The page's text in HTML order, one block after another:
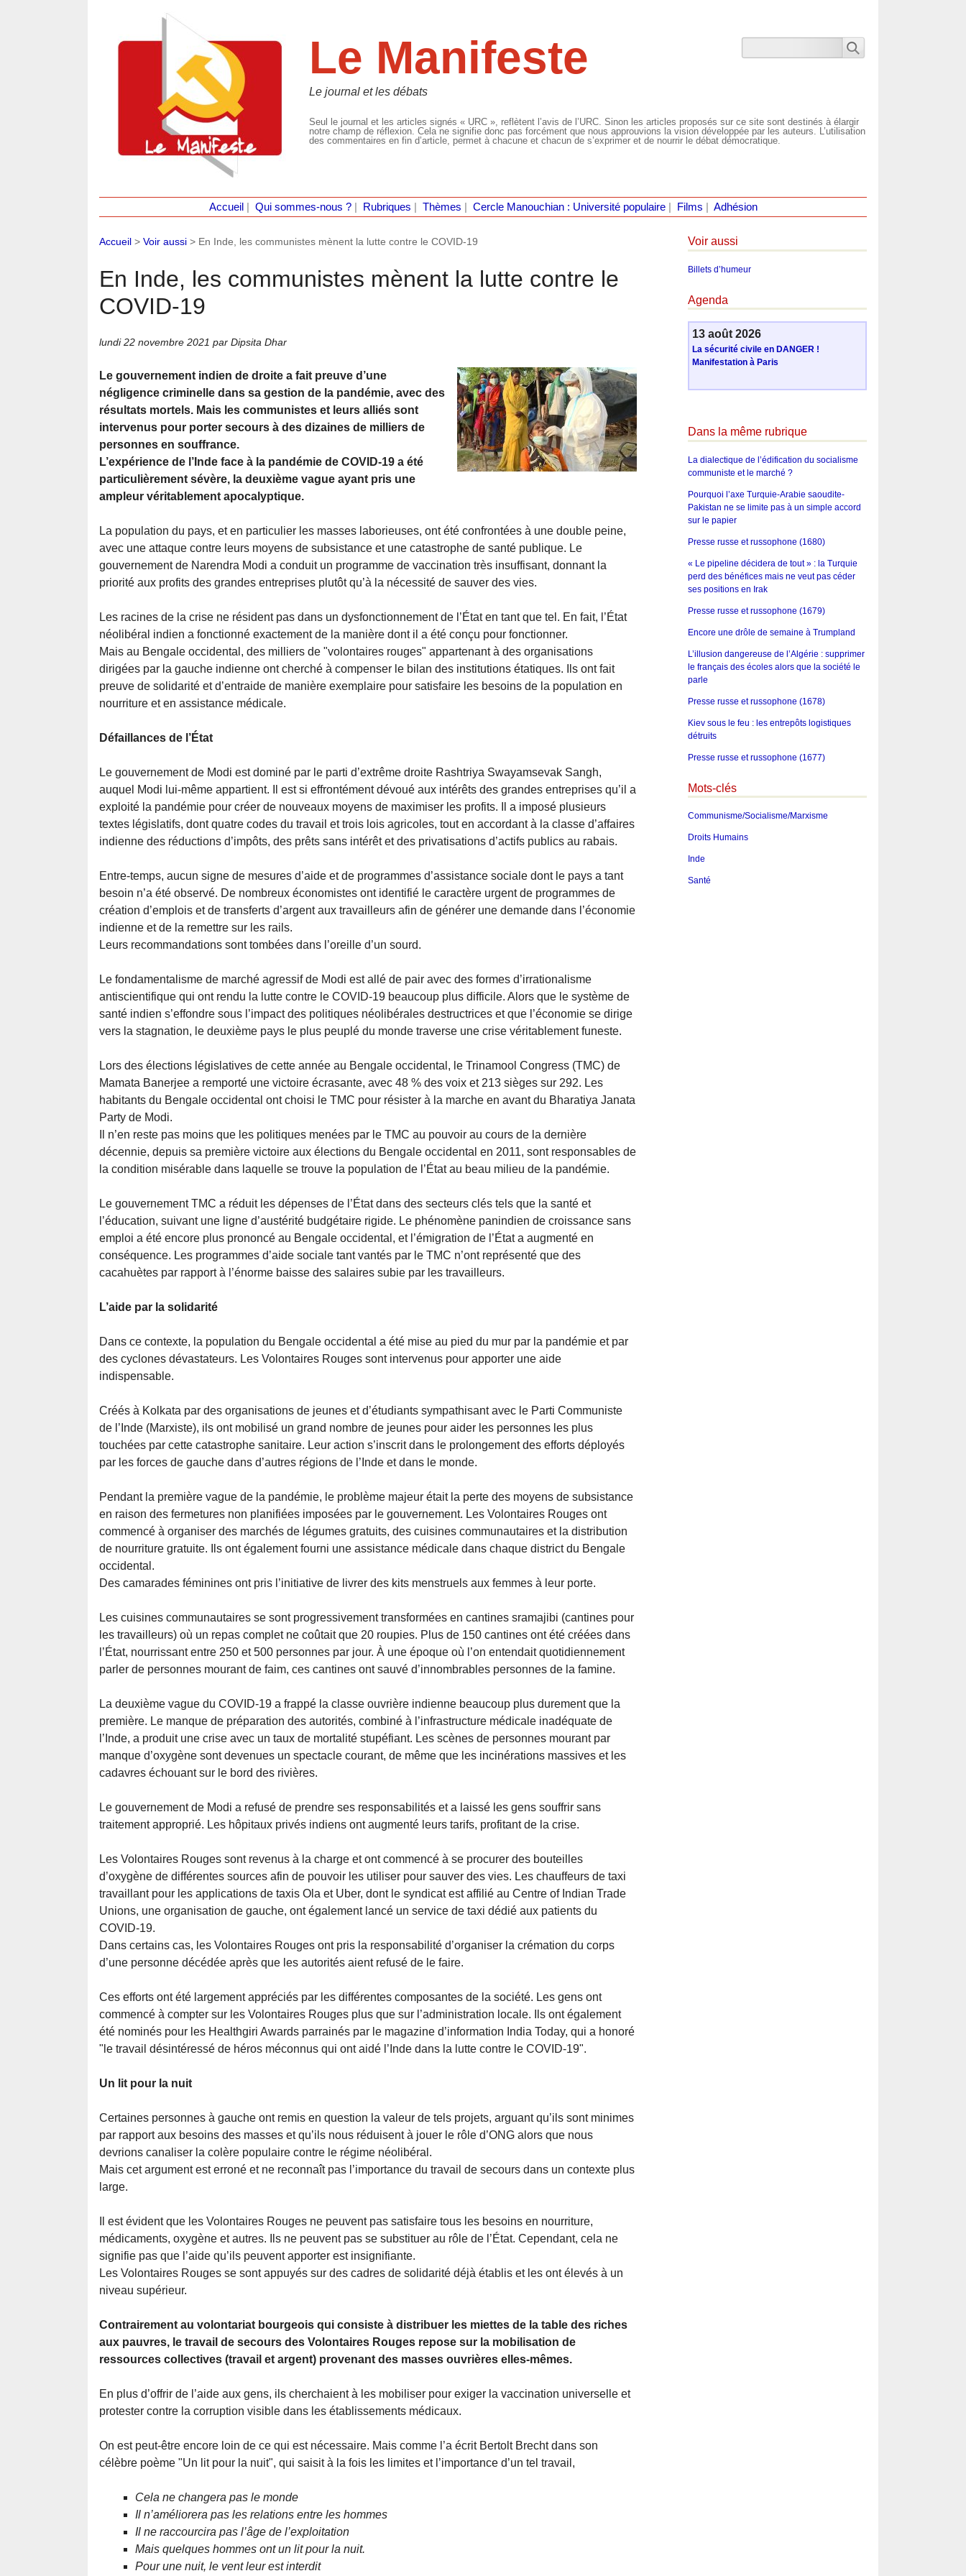
Le Manifeste
Le journal et les débats
Seul le journal et les articles signés « URC », reflètent l’avis de l’URC. Sinon les articles proposés sur ce site sont destinés à élargir
notre champ de réflexion. Cela ne signifie donc pas forcément que nous approuvions la vision développée par les auteurs. L’utilisation
des commentaires en fin d’article, permet à chacune et chacun de s’exprimer et de nourrir le débat démocratique.
Accueil Qui sommes-nous ?| Rubriques Thèmes Cercle Manouchian : Université populaire| Films Adhésion
Accueil > Voir aussi > En Inde, les communistes mènent la lutte contre le COVID-19
En Inde, les communistes mènent la lutte contre le
COVID-19
lundi 22 novembre 2021 par Dipsita Dhar
Le gouvernement indien de droite a fait preuve d’une
négligence criminelle dans sa gestion de la pandémie, avec des
résultats mortels. Mais les communistes et leurs alliés sont
intervenus pour porter secours à des dizaines de milliers de
personnes en souffrance.
L’expérience de l’Inde face à la pandémie de COVID-19 a été
particulièrement sévère, la deuxième vague ayant pris une
ampleur véritablement apocalyptique.
La population du pays, et en particulier les masses laborieuses, ont été confrontées à une double peine,
avec une attaque contre leurs moyens de subsistance et une catastrophe de santé publique. Le
gouvernement de Narendra Modi a conduit un programme de vaccination très insuffisant, donnant la
priorité aux profits des grandes entreprises plutôt qu’à la nécessité de sauver des vies.
Les racines de la crise ne résident pas dans un dysfonctionnement de l’État en tant que tel. En fait, l’État
néolibéral indien a fonctionné exactement de la manière dont il a été conçu pour fonctionner.
Mais au Bengale occidental, des milliers de "volontaires rouges" appartenant à des organisations
dirigées par la gauche indienne ont cherché à compenser le bilan des institutions étatiques. Ils ont fait
preuve de solidarité et d’entraide de manière exemplaire pour satisfaire les besoins de la population en
nourriture et en assistance médicale.
Défaillances de l’État
Le gouvernement de Modi est dominé par le parti d’extrême droite Rashtriya Swayamsevak Sangh,
auquel Modi lui-même appartient. Il est si effrontément dévoué aux intérêts des grandes entreprises qu’il a
exploité la pandémie pour créer de nouveaux moyens de maximiser les profits. Il a imposé plusieurs
textes législatifs, dont quatre codes du travail et trois lois agricoles, tout en accordant à la classe d’affaires
indienne des réductions d’impôts, des prêts sans intérêt et des privatisations d’actifs publics au rabais.
Entre-temps, aucun signe de mesures d’aide et de programmes d’assistance sociale dont le pays a tant
besoin n’a été observé. De nombreux économistes ont identifié le caractère urgent de programmes de
création d’emplois et de transferts d’argent aux travailleurs afin de générer une demande dans l’économie
indienne et de la remettre sur les rails.
Leurs recommandations sont tombées dans l’oreille d’un sourd.
Le fondamentalisme de marché agressif de Modi est allé de pair avec des formes d’irrationalisme
antiscientifique qui ont rendu la lutte contre le COVID-19 beaucoup plus difficile. Alors que le système de
santé indien s’effondre sous l’impact des politiques néolibérales destructrices et que l’économie se dirige
vers la stagnation, le deuxième pays le plus peuplé du monde traverse une crise véritablement funeste.
Lors des élections législatives de cette année au Bengale occidental, le Trinamool Congress (TMC) de
Mamata Banerjee a remporté une victoire écrasante, avec 48 % des voix et 213 sièges sur 292. Les
habitants du Bengale occidental ont choisi le TMC pour résister à la marche en avant du Bharatiya Janata
Party de Modi.
Il n’en reste pas moins que les politiques menées par le TMC au pouvoir au cours de la dernière
décennie, depuis sa première victoire aux élections du Bengale occidental en 2011, sont responsables de
la condition misérable dans laquelle se trouve la population de l’État au beau milieu de la pandémie.
Le gouvernement TMC a réduit les dépenses de l’État dans des secteurs clés tels que la santé et
l’éducation, suivant une ligne d’austérité budgétaire rigide. Le phénomène panindien de croissance sans
emploi a été encore plus prononcé au Bengale occidental, et l’émigration de l’État a augmenté en
conséquence. Les programmes d’aide sociale tant vantés par le TMC n’ont représenté que des
cacahuètes par rapport à l’énorme baisse des salaires subie par les travailleurs.
L’aide par la solidarité
Dans ce contexte, la population du Bengale occidental a été mise au pied du mur par la pandémie et par
des cyclones dévastateurs. Les Volontaires Rouges sont intervenus pour apporter une aide
indispensable.
Créés à Kolkata par des organisations de jeunes et d’étudiants sympathisant avec le Parti Communiste
de l’Inde (Marxiste), ils ont mobilisé un grand nombre de jeunes pour aider les personnes les plus
touchées par cette catastrophe sanitaire. Leur action s’inscrit dans le prolongement des efforts déployés
par les forces de gauche dans d’autres régions de l’Inde et dans le monde.
Pendant la première vague de la pandémie, le problème majeur était la perte des moyens de subsistance
en raison des fermetures non planifiées imposées par le gouvernement. Les Volontaires Rouges ont
commencé à organiser des marchés de légumes gratuits, des cuisines communautaires et la distribution
de nourriture gratuite. Ils ont également fourni une assistance médicale dans chaque district du Bengale
occidental.
Des camarades féminines ont pris l’initiative de livrer des kits menstruels aux femmes à leur porte.
Les cuisines communautaires se sont progressivement transformées en cantines sramajibi (cantines pour
les travailleurs) où un repas complet ne coûtait que 20 roupies. Plus de 150 cantines ont été créées dans
l’État, nourrissant entre 250 et 500 personnes par jour. À une époque où l’on entendait quotidiennement
parler de personnes mourant de faim, ces cantines ont sauvé d’innombrables personnes de la famine.
La deuxième vague du COVID-19 a frappé la classe ouvrière indienne beaucoup plus durement que la
première. Le manque de préparation des autorités, combiné à l’infrastructure médicale inadéquate de
l’Inde, a produit une crise avec un taux de mortalité stupéfiant. Les scènes de personnes mourant par
manque d’oxygène sont devenues un spectacle courant, de même que les incinérations massives et les
cadavres échouant sur le bord des rivières.
Le gouvernement de Modi a refusé de prendre ses responsabilités et a laissé les gens souffrir sans
traitement approprié. Les hôpitaux privés indiens ont augmenté leurs tarifs, profitant de la crise.
Les Volontaires Rouges sont revenus à la charge et ont commencé à se procurer des bouteilles
d’oxygène de différentes sources afin de pouvoir les utiliser pour sauver des vies. Les chauffeurs de taxi
travaillant pour les applications de taxis Ola et Uber, dont le syndicat est affilié au Centre of Indian Trade
Unions, une organisation de gauche, ont également lancé un service de taxi dédié aux patients du
COVID-19.
Dans certains cas, les Volontaires Rouges ont pris la responsabilité d’organiser la crémation du corps
d’une personne décédée après que les autorités aient refusé de le faire.
Ces efforts ont été largement appréciés par les différentes composantes de la société. Les gens ont
commencé à compter sur les Volontaires Rouges plus que sur l’administration locale. Ils ont également
été nominés pour les Healthgiri Awards parrainés par le magazine d’information India Today, qui a honoré
"le travail désintéressé de héros méconnus qui ont aidé l’Inde dans la lutte contre le COVID-19".
Un lit pour la nuit
Certaines personnes à gauche ont remis en question la valeur de tels projets, arguant qu’ils sont minimes
par rapport aux besoins des masses et qu’ils nous réduisent à jouer le rôle d’ONG alors que nous
devrions canaliser la colère populaire contre le régime néolibéral.
Mais cet argument est erroné et ne reconnaît pas l’importance du travail de secours dans un contexte plus
large.
Il est évident que les Volontaires Rouges ne peuvent pas satisfaire tous les besoins en nourriture,
médicaments, oxygène et autres. Ils ne peuvent pas se substituer au rôle de l’État. Cependant, cela ne
signifie pas que l’aide qu’ils peuvent apporter est insignifiante.
Les Volontaires Rouges se sont appuyés sur des cadres de solidarité déjà établis et les ont élevés à un
niveau supérieur.
Contrairement au volontariat bourgeois qui consiste à distribuer les miettes de la table des riches
aux pauvres, le travail de secours des Volontaires Rouges repose sur la mobilisation de
ressources collectives (travail et argent) provenant des masses ouvrières elles-mêmes.
En plus d’offrir de l’aide aux gens, ils cherchaient à les mobiliser pour exiger la vaccination universelle et
protester contre la corruption visible dans les établissements médicaux.
On est peut-être encore loin de ce qui est nécessaire. Mais comme l’a écrit Bertolt Brecht dans son
célèbre poème "Un lit pour la nuit", qui saisit à la fois les limites et l’importance d’un tel travail,
Cela ne changera pas le monde
Il n’améliorera pas les relations entre les hommes
Il ne raccourcira pas l’âge de l’exploitation
Mais quelques hommes ont un lit pour la nuit.
Pour une nuit, le vent leur est interdit
Voir aussi
Billets d’humeur
Agenda
13 août 2026
La sécurité civile en DANGER !
Manifestation à Paris
Dans la même rubrique
La dialectique de l’édification du socialisme
communiste et le marché ?
Pourquoi l’axe Turquie-Arabie saoudite-
Pakistan ne se limite pas à un simple accord
sur le papier
Presse russe et russophone (1680)
« Le pipeline décidera de tout » : la Turquie
perd des bénéfices mais ne veut pas céder
ses positions en Irak
Presse russe et russophone (1679)
Encore une drôle de semaine à Trumpland
L’illusion dangereuse de l’Algérie : supprimer
le français des écoles alors que la société le
parle
Presse russe et russophone (1678)
Kiev sous le feu : les entrepôts logistiques
détruits
Presse russe et russophone (1677)
Mots-clés
Communisme/Socialisme/Marxisme
Droits Humains
Inde
Santé